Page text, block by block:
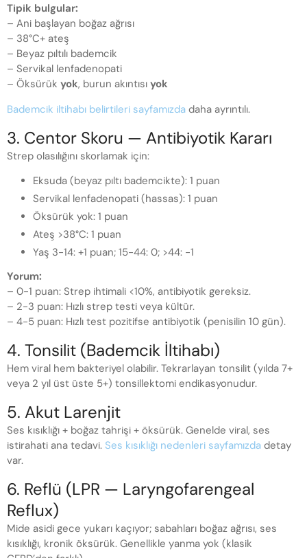
Tipik bulgular:
– Ani başlayan boğaz ağrısı
– 38°C+ ateş
– Beyaz pıltılı bademcik
– Servikal lenfadenopati
– Öksürük yok, burun akıntısı yok
Bademcik iltihabı belirtileri sayfamızda daha ayrıntılı.
3. Centor Skoru — Antibiyotik Kararı
Strep olasılığını skorlamak için:
Eksuda (beyaz pıltı bademcikte): 1 puan
Servikal lenfadenopati (hassas): 1 puan
Öksürük yok: 1 puan
Ateş >38°C: 1 puan
Yaş 3-14: +1 puan; 15-44: 0; >44: -1
Yorum:
– 0-1 puan: Strep ihtimali <10%, antibiyotik gereksiz.
– 2-3 puan: Hızlı strep testi veya kültür.
– 4-5 puan: Hızlı test pozitifse antibiyotik (penisilin 10 gün).
4. Tonsilit (Bademcik İltihabı)
Hem viral hem bakteriyel olabilir. Tekrarlayan tonsilit (yılda 7+
veya 2 yıl üst üste 5+) tonsillektomi endikasyonudur.
5. Akut Larenjit
Ses kısıklığı + boğaz tahrişi + öksürük. Genelde viral, ses
istirahati ana tedavi. Ses kısıklığı nedenleri sayfamızda detay
var.
6. Reflü (LPR — Laryngofarengeal
Reflux)
Mide asidi gece yukarı kaçıyor; sabahları boğaz ağrısı, ses
kısıklığı, kronik öksürük. Genellikle yanma yok (klasik